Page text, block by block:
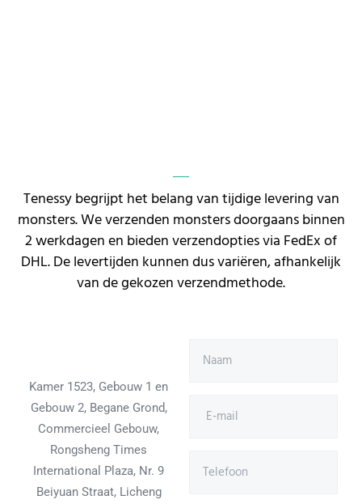
Tenessy begrijpt het belang van tijdige levering van
monsters. We verzenden monsters doorgaans binnen
2 werkdagen en bieden verzendopties via FedEx of
DHL. De levertijden kunnen dus variëren, afhankelijk
van de gekozen verzendmethode.
Kamer 1523, Gebouw 1 en
Gebouw 2, Begane Grond,
Commercieel Gebouw,
Rongsheng Times
International Plaza, Nr. 9
Beiyuan Straat, Licheng